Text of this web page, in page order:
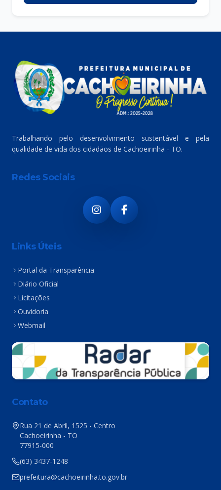
Trabalhando pelo desenvolvimento sustentável e pela
qualidade de vida dos cidadãos de Cachoeirinha - TO.
Redes Sociais
Links Úteis
Portal da Transparência
Diário Oficial
Licitações
Ouvidoria
Webmail
Contato
Rua 21 de Abril, 1525 - Centro
Cachoeirinha - TO
77915-000
(63) 3437-1248
prefeitura@cachoeirinha.to.gov.br